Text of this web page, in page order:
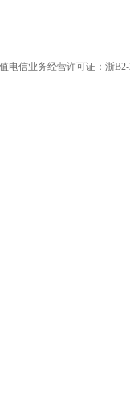
电信业务经营许可证：浙